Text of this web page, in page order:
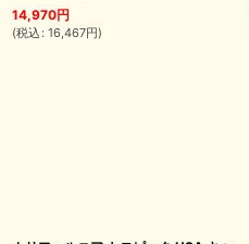
14,970円
(税込 : 16,467円)